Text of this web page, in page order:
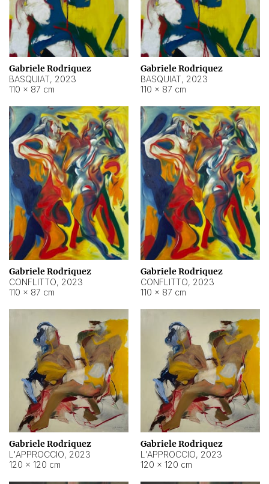
Gabriele Rodriquez
BASQUIAT, 2023
110 × 87 cm
Gabriele Rodriquez
BASQUIAT, 2023
110 × 87 cm
Gabriele Rodriquez
CONFLITTO, 2023
110 × 87 cm
Gabriele Rodriquez
CONFLITTO, 2023
110 × 87 cm
Gabriele Rodriquez
L'APPROCCIO, 2023
120 × 120 cm
Gabriele Rodriquez
L'APPROCCIO, 2023
120 × 120 cm